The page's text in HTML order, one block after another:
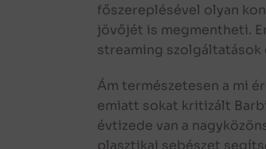
főszereplésével olyan
jövőjét is megmentheti.
streaming
Ám természetesen a mi
emiatt sokat kritizált
évtizede van a
plasztikai sebészet